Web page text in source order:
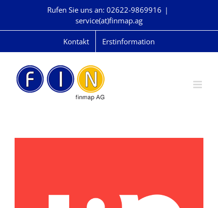
Rufen Sie uns an: 02622-9869916 |
service(at)finmap.ag
Kontakt Erstinformation